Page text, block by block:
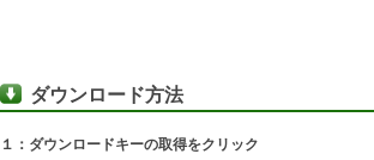
ダウンロード方法
１：ダウンロードキーの取得をクリック